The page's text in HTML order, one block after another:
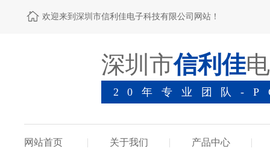
欢迎来到深圳市信利佳电子科技有限公司网站！
深圳市信利佳
20年专业团队-
网站首页 关于我们 产品中心